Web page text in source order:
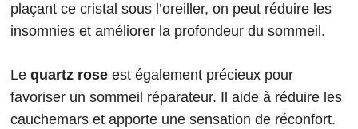
plaçant ce cristal sous l’oreiller, on peut réduire les
insomnies et améliorer la profondeur du sommeil.
Le quartz rose est également précieux pour
favoriser un sommeil réparateur. Il aide à réduire les
cauchemars et apporte une sensation de réconfort.